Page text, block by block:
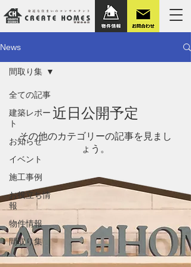
News
全ての記事
建築レポー
ト
お知らせ
イベント
施工事例
お役立ち情
報
物件情報
間取り集
間取り集
近日公開予定
その他のカテゴリーの記事を見まし
ょう。